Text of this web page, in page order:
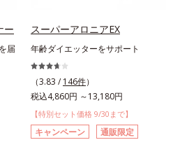
ー
届
スーパーアロニアEX
年齢ダイエッターをサポート
（3.83 / 146件）
税込4,860円 ～13,180円
【特別セット価格 9/30まで】
キャンペーン 通販限定